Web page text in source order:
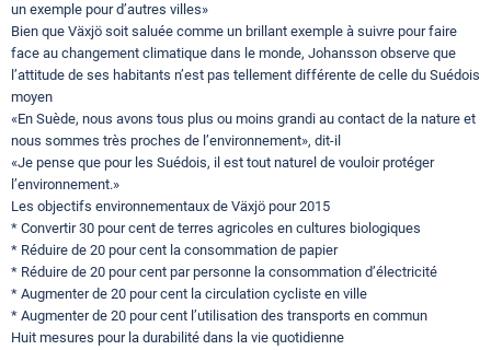
un exemple pour d’autres villes»
Bien que Växjö soit saluée comme un brillant exemple à suivre pour faire
face au changement climatique dans le monde, Johansson observe que
l’attitude de ses habitants n’est pas tellement différente de celle du Suédois
moyen
«En Suède, nous avons tous plus ou moins grandi au contact de la nature et
nous sommes très proches de l’environnement», dit-il
«Je pense que pour les Suédois, il est tout naturel de vouloir protéger
l’environnement.»
Les objectifs environnementaux de Växjö pour 2015
* Convertir 30 pour cent de terres agricoles en cultures biologiques
* Réduire de 20 pour cent la consommation de papier
* Réduire de 20 pour cent par personne la consommation d’électricité
* Augmenter de 20 pour cent la circulation cycliste en ville
* Augmenter de 20 pour cent l’utilisation des transports en commun
Huit mesures pour la durabilité dans la vie quotidienne